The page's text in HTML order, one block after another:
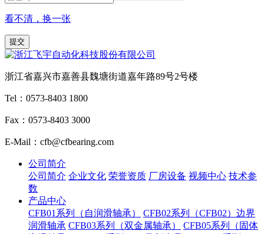
看不清，换一张
浙江省嘉兴市嘉善县魏塘街道嘉年路89号2号楼
Tel：0573-8403 1800
Fax：0573-8403 3000
E-Mail：cfb@cfbearing.com
公司简介
公司简介 企业文化 荣誉资质 厂房设备 视频中心 技术参
数
产品中心
CFB01系列（自润滑轴承）
CFB02系列（CFB02）边界
润滑轴承 CFB03系列（双金属轴承）
CFB05系列（固体